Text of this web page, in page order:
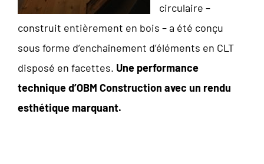
circulaire –
construit entièrement en bois – a été conçu
sous forme d’enchaînement d’éléments en CLT
disposé en facettes. Une performance
technique d’OBM Construction avec un rendu
esthétique marquant.